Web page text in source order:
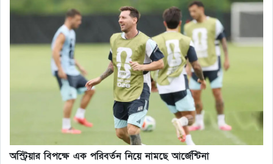
অস্ট্রিয়ার বিপক্ষে এক পরিবর্তন নিয়ে নামছে আর্জেন্টিনা